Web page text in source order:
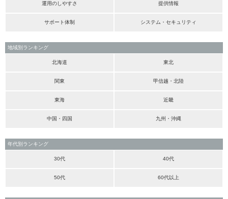
運用のしやすさ 提供情報
サポート体制 システム・セキュリティ
地域別ランキング
北海道 東北
関東 甲信越・北陸
東海 近畿
中国・四国 九州・沖縄
年代別ランキング
30代 40代
50代 60代以上